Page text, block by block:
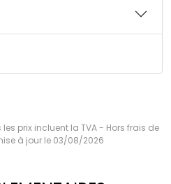
prix incluent la TVA - Hors frais de
à jour le 03/08/2026